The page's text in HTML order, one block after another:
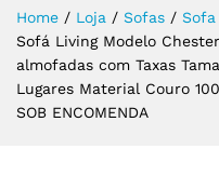
Home / Loja / Sofas /
Sofá Living Modelo
almofadas com Taxas
Lugares Material Couro
SOB ENCOMENDA